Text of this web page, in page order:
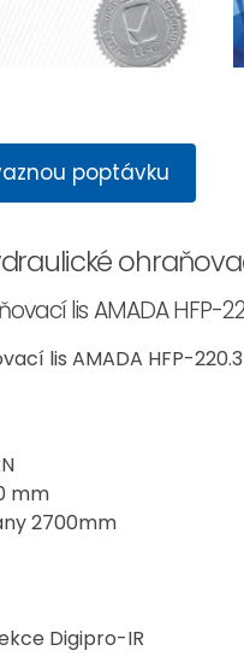
poptávku
lis AMADA HFP-
lis AMADA HFP-
mm
2700mm
Digipro-IR